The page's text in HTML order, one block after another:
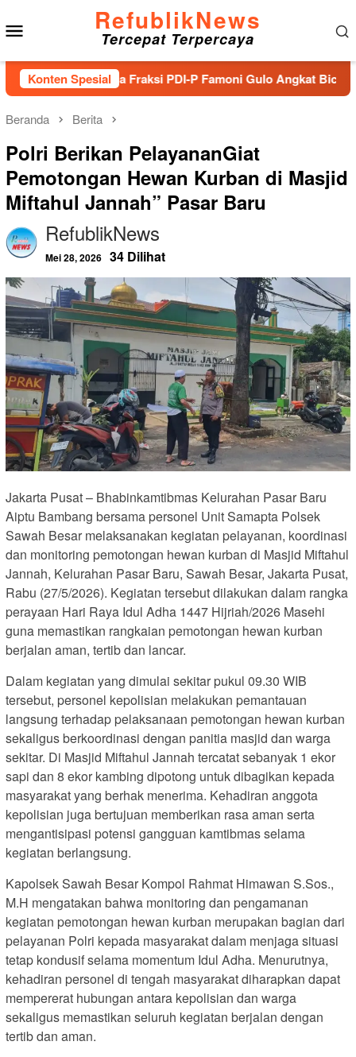
ke
konten
RefublikNews
Tercepat Terpercaya
Konten Spesial
Ketua Fraksi PDI-P Famoni Gulo Angkat Bicara Terkait
Beranda Berita
Polri Berikan PelayananGiat
Pemotongan Hewan Kurban di Masjid
Miftahul Jannah” Pasar Baru
RefublikNews
Mei 28, 2026 34 Dilihat
Jakarta Pusat – Bhabinkamtibmas Kelurahan Pasar Baru
Aiptu Bambang bersama personel Unit Samapta Polsek
Sawah Besar melaksanakan kegiatan pelayanan, koordinasi
dan monitoring pemotongan hewan kurban di Masjid Miftahul
Jannah, Kelurahan Pasar Baru, Sawah Besar, Jakarta Pusat,
Rabu (27/5/2026). Kegiatan tersebut dilakukan dalam rangka
perayaan Hari Raya Idul Adha 1447 Hijriah/2026 Masehi
guna memastikan rangkaian pemotongan hewan kurban
berjalan aman, tertib dan lancar.
Dalam kegiatan yang dimulai sekitar pukul 09.30 WIB
tersebut, personel kepolisian melakukan pemantauan
langsung terhadap pelaksanaan pemotongan hewan kurban
sekaligus berkoordinasi dengan panitia masjid dan warga
sekitar. Di Masjid Miftahul Jannah tercatat sebanyak 1 ekor
sapi dan 8 ekor kambing dipotong untuk dibagikan kepada
masyarakat yang berhak menerima. Kehadiran anggota
kepolisian juga bertujuan memberikan rasa aman serta
mengantisipasi potensi gangguan kamtibmas selama
kegiatan berlangsung.
Kapolsek Sawah Besar Kompol Rahmat Himawan S.Sos.,
M.H mengatakan bahwa monitoring dan pengamanan
kegiatan pemotongan hewan kurban merupakan bagian dari
pelayanan Polri kepada masyarakat dalam menjaga situasi
tetap kondusif selama momentum Idul Adha. Menurutnya,
kehadiran personel di tengah masyarakat diharapkan dapat
mempererat hubungan antara kepolisian dan warga
sekaligus memastikan seluruh kegiatan berjalan dengan
tertib dan aman.